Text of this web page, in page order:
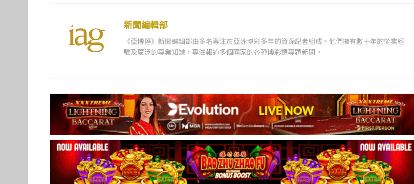
新聞編輯部
《亞博匯》新聞編輯部由多名專注於亞洲博彩多年的資深記者組成。他們擁有數十年的從業經
驗及廣泛的專業知識，專注報道多個國家的各種博彩類專題新聞。